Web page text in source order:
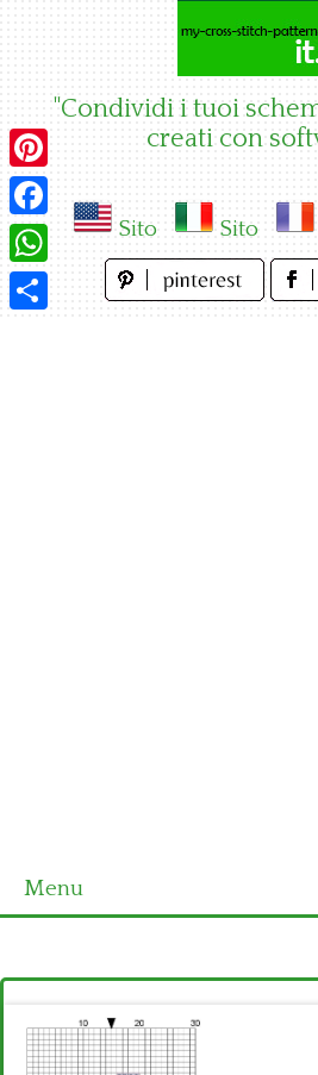
"Condividi i tuoi
creati con
Sito Sito
Menu
Ultimi schemi
Alfabeto
Pinterest
Facebook
WhatsApp